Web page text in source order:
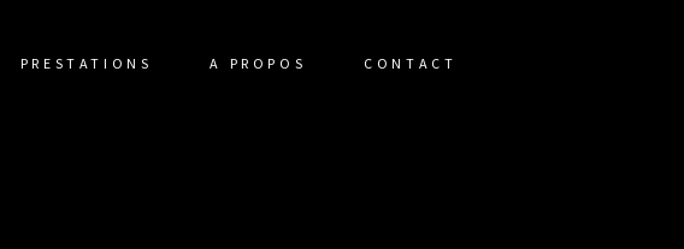
PRESTATIONS A PROPOS CONTACT